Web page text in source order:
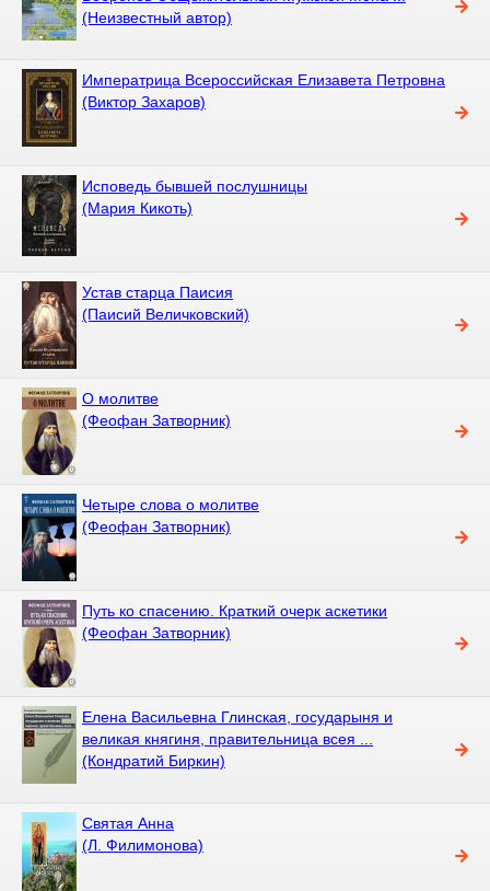
(Неизвестный автор)
Императрица Всероссийская Елизавета Петровна
(Виктор Захаров)
Исповедь бывшей послушницы
(Мария Кикоть)
Устав старца Паисия
(Паисий Величковский)
О молитве
(Феофан Затворник)
Четыре слова о молитве
(Феофан Затворник)
Путь ко спасению. Краткий очерк аскетики
(Феофан Затворник)
Елена Васильевна Глинская, государыня и
великая княгиня, правительница всея ...
(Кондратий Биркин)
Святая Анна
(Л. Филимонова)